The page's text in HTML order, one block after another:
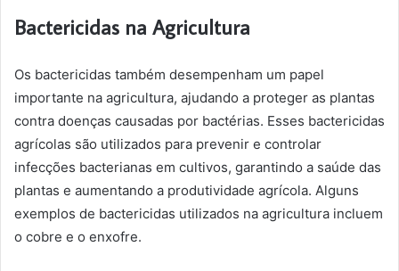
Bactericidas na Agricultura
Os bactericidas também desempenham um papel
importante na agricultura, ajudando a proteger as plantas
contra doenças causadas por bactérias. Esses bactericidas
agrícolas são utilizados para prevenir e controlar
infecções bacterianas em cultivos, garantindo a saúde das
plantas e aumentando a produtividade agrícola. Alguns
exemplos de bactericidas utilizados na agricultura incluem
o cobre e o enxofre.